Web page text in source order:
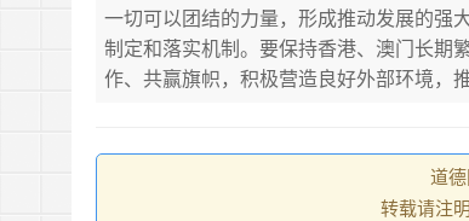
一切可以团结的力量，形成推动发展的强
制定和落实机制。要保持香港、澳门长期
作、共赢旗帜，积极营造良好外部环境，
道
转载请注